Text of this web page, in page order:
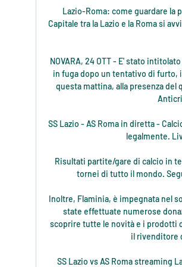
Lazio-Roma: come guardare la partita in tv e in streaming 1 giorno fa — Il derby della Capitale tra la Lazio e la Roma si avvicina, e i tifosi non vedono l'ora di vedere la loro squadra in campo.

NOVARA, 24 OTT - E' stato intitolato a Franco Biagio, poliziotto ucciso 34 anni fa da un'auto in fuga dopo un tentativo di furto, il largo adiacente alla Questura di Novara. La cerimonia questa mattina, alla presenza del questore, Rosanna Lavezzaro, e del direttore centrale Anticrimine Francesco Messina.

SS Lazio - AS Roma in diretta - Calcio Verificare dove le trasmissioni Internet e TV vedranno legalmente. Live stream online, partite in diretta.

Risultati partite/gare di calcio in tempo reale. Aggiornamenti in diretta dai campionati e tornei di tutto il mondo. Segui il livescore con le dirette di Repubblica Sport.

Inoltre, Flaminia, è impegnata nel sociale in maniera molto attiva: nel corso degli anni sono state effettuate numerose donazioni e forniture in ambito scolastico e medico. Per scoprire tutte le novità e i prodotti di arredo bagno a Roma, vieni a trovarci nei centri EPM: il rivenditore di arredo bagno Flaminia a Roma.

SS Lazio vs AS Roma streaming Lazio-Roma 14 ore fa — SS Lazio vs AS Roma streaming Lazio-Roma: dove vederla in tv, diretta streaming e 10 gennaio 2024 In diretta HD 3 ore fa — Lazio-Roma, ...

Gabriele Germinio è su Facebook. Iscriviti a Facebook per connetterti con Gabriele Germinio e altre persone che potresti conoscere. Grazie a Facebook...

8 gen 2017- Film e Serie TV Gratis in Streaming e Download su ITALIA-FILM.ME. Visualizza altre idee su Film, Film online gratis e Guardare film.

GIUSEPPE BATTISTON SARAH FELBERBAUM ROCCO PAPALEO ROCÍO MUÑOZ MORALES OLGA ROSSI ALESSANDRO TIBERI STELLA EGITTO EVA ROBIN’S Iniziate eri in Piemonte per sei settimane le riprese di Tu mi nascondi qualcosa, commedia prodotta da Massimiliano Leone e Valentina Di Giuseppe per la Lime Film e diretta da Giuseppe Loconsole.

Nella venticinquesima giornata di campionato, la Salernitana esce sconfitta per 1-0 dal Bentegodi di Verona. A vostro avviso chi è stato il migliore in campo? Rispondete al sondaggio scegliendo la vostra risposta nel form a sinistra.

13.54 In diretta da San Pietroburgo,. 12.14 In Russia è diminuita significativamente la mortalità materna e la mortalità infantile. Anche l’aspettativa di vita è aumentata, ha detto Putin. 12.06 Secondo Putin la Russia sta vivendo un momento di crescita e …

Avezzano vs Campobasso il risultato di lega in tempo reale Serie D. Presentiamo il risultato in tempo reale, le formazioni in pre-partita, gli attaccanti, le statistiche e le tabelle di liga

Virtus Villadossola - Comignago - Prima Categoria Girone A 2019 - 2020 - Live Diretta Tabellino Streaming 22/09/2019 - I AM CALCIO VCO . Vco. Tabellino. Virtus Villadossola - Comignago 3-1 - Prima Categoria Girone A 2019 - 2020 22/09/2019 15:00 Stadio: Felino e …

Monza - Fermana Prima Divisione B - 28 aprile 2019. Prima Divisione B – Segui LIVE su Eurosport l'incontro di Calcio tra Monza e Fermana. La partita è in programma il 28 aprile 2019 alle 18:30. La nostra diretta ti offre aggiornamenti minuto per minuto e dettagli sui momenti più importanti.

Luparense - A.C. Belluno 1905. San Martino di Lupari, ore 15. SCUOLA CALCIO ELITE. I cookie ci aiutano a fornire i nostri servizi. Utilizzando tali servizi, accetti l'utilizzo dei cookie da parte nostra.OK Info.

Di seguito riportiamo le decisioni del Giudice Sportivo dopo la tredicesima giornata di campionato:A CARICO DI SOCIETA’ AMMENDA E DIFFIDA Euro 1.500,00 CITTA’ DI ACIREALE 1946 Per avere propri sostenitori rivolto grida implicanti discriminazione per motivi di razza